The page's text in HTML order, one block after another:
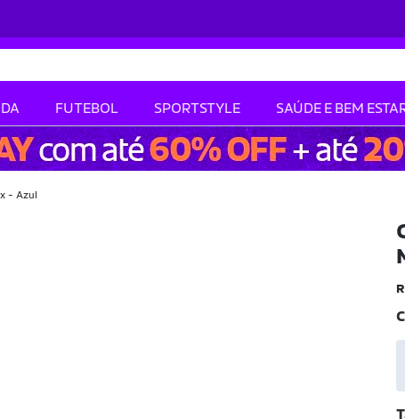
FUTEBOL SPORTSTYLE SAÚDE E BEM
- Azul